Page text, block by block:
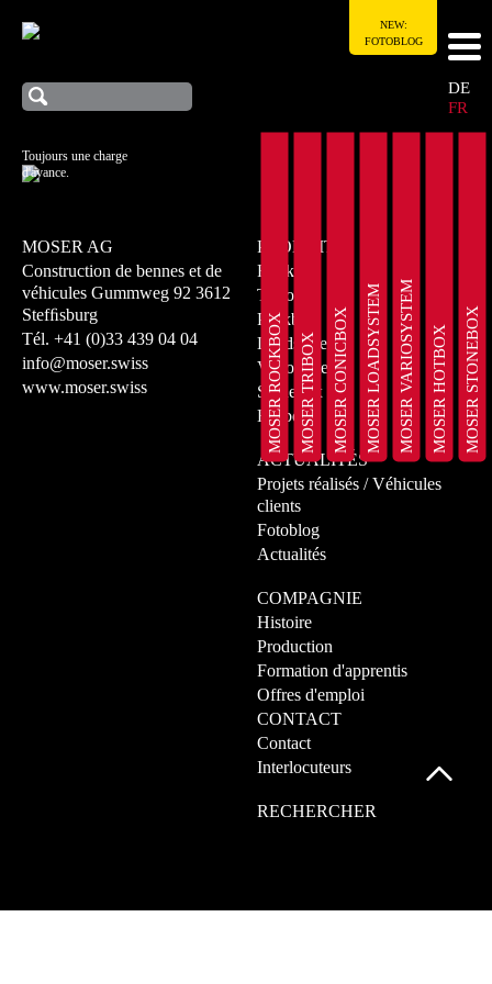
Toujours une charge
d'avance.
DE
FR
NEW:
FOTOBLOG
MOSER ROCKBOXMOSER TRIBOXMOSER CONICBOXMOSER LOADSYSTEMMOSER VARIOSYSTEMMOSER HOTBOXMOSER STONEBOX
MOSER AG
Construction de bennes et de
véhicules Gummweg 92 3612
Stefﬁsburg
Tél. +41 (0)33 439 04 04
info@moser.swiss
www.moser.swiss
PRODUITS
Rockbox
Tribox
Peakbox
Loadsystem
Variosystem
Stonebox
Hotbox
ACTUALITÉS
Projets réalisés / Véhicules
clients
Fotoblog
Actualités
COMPAGNIE
Histoire
Production
Formation d'apprentis
Offres d'emploi
CONTACT
Contact
Interlocuteurs
RECHERCHER